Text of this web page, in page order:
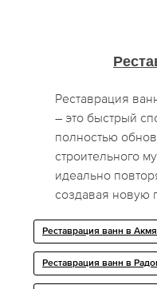
Реставрация
– это быстрый
полностью
строительного
идеально
создавая новую
Реставрация ванн в
Реставрация ванн в